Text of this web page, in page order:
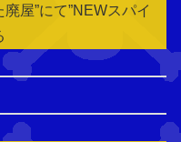
屋”にて”NEWスパイ